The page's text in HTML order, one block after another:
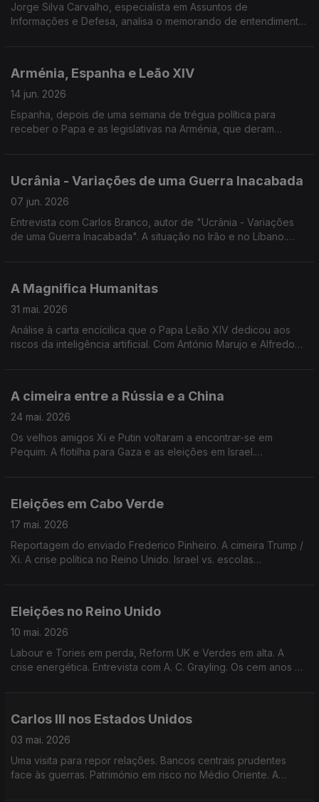
Jorge Silva Carvalho, especialista em Assuntos de
Informações e Defesa, analisa o memorando de entendimento
Arménia, Espanha e Leão XIV
14 jun. 2026
Espanha, depois de uma semana de trégua política para
receber o Papa e as legislativas na Arménia, que deram
Ucrânia - Variações de uma Guerra Inacabada
07 jun. 2026
Entrevista com Carlos Branco, autor de "Ucrânia - Variações
de uma Guerra Inacabada". A situação no Irão e no Líbano.
A Magnifica Humanitas
31 mai. 2026
Análise à carta encícilica que o Papa Leão XIV dedicou aos
riscos da inteligência artificial. Com António Marujo e Alfredo
A cimeira entre a Rússia e a China
24 mai. 2026
Os velhos amigos Xi e Putin voltaram a encontrar-se em
Pequim. A flotilha para Gaza e as eleições em Israel.
Eleições em Cabo Verde
17 mai. 2026
Reportagem do enviado Frederico Pinheiro. A cimeira Trump /
Xi. A crise política no Reino Unido. Israel vs. escolas
Eleições no Reino Unido
10 mai. 2026
Labour e Tories em perda, Reform UK e Verdes em alta. A
crise energética. Entrevista com A. C. Grayling. Os cem anos de
Carlos III nos Estados Unidos
03 mai. 2026
Uma visita para repor relações. Bancos centrais prudentes
face às guerras. Património em risco no Médio Oriente. A